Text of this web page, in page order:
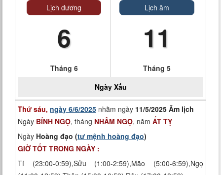
Lịch dương
6
Tháng 6
Lịch âm
11
Tháng 5
Ngày Xấu
Thứ sáu, ngày 6/6/2025 nhằm ngày 11/5/2025 Âm lịch
Ngày BÍNH NGỌ, tháng NHÂM NGỌ, năm ẤT TỴ
Ngày Hoàng đạo (tư mệnh hoàng đạo)
GIỜ TỐT TRONG NGÀY :
Tí (23:00-0:59),Sửu (1:00-2:59),Mão (5:00-6:59),Ngọ